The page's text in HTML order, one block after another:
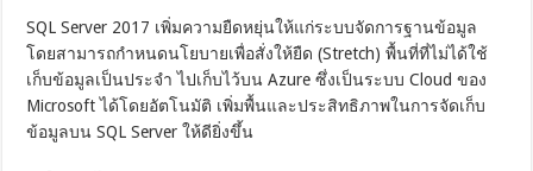
SQL Server 2017 เพิ่มความยืดหยุ่นให้แก่ระบบจัดการฐานข้อมูล
โดยสามารถกำหนดนโยบายเพื่อสั่งให้ยืด (Stretch) พื้นที่ที่ไม่ได้ใช้
เก็บข้อมูลเป็นประจำ ไปเก็บไว้บน Azure ซึ่งเป็นระบบ Cloud ของ
Microsoft ได้โดยอัตโนมัติ เพิ่มพื้นและประสิทธิภาพในการจัดเก็บ
ข้อมูลบน SQL Server ให้ดียิ่งขึ้น